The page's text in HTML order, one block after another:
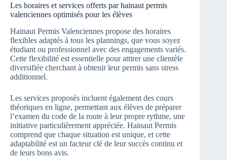
Les horaires et services offerts par hainaut permis
valenciennes optimisés pour les élèves
Hainaut Permis Valenciennes propose des horaires
flexibles adaptés à tous les plannings, que vous soyez
étudiant ou professionnel avec des engagements variés.
Cette flexibilité est essentielle pour attirer une clientèle
diversifiée cherchant à obtenir leur permis sans stress
additionnel.
Les services proposés incluent également des cours
théoriques en ligne, permettant aux élèves de préparer
l’examen du code de la route à leur propre rythme, une
initiative particulièrement appréciée. Hainaut Permis
comprend que chaque situation est unique, et cette
adaptabilité est un facteur clé de leur succès continu et
de leurs bons avis.